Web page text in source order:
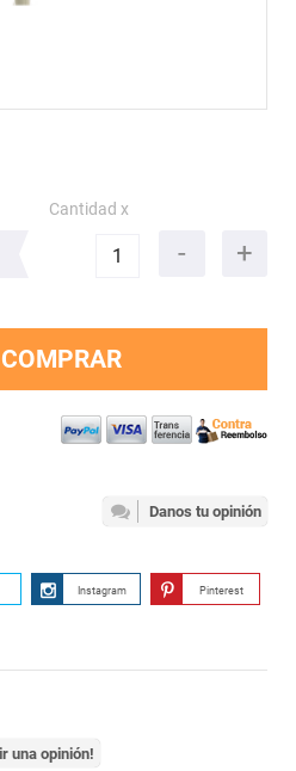
Cantidad x
COMPRAR
Danos tu opinión
Instagram Pinterest
una opinión!